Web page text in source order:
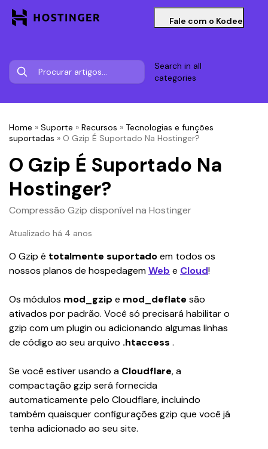
Fale com o Kodee
Search in all
categories
Home » Suporte » Recursos » Tecnologias e funções
suportadas » O Gzip É Suportado Na Hostinger?
O Gzip É Suportado Na
Hostinger?
Compressão Gzip disponível na Hostinger
Atualizado há 4 anos
O Gzip é totalmente suportado em todos os
nossos planos de hospedagem Web e Cloud!
Os módulos mod_gzip e mod_deflate são
ativados por padrão. Você só precisará habilitar o
gzip com um plugin ou adicionando algumas linhas
de código ao seu arquivo .htaccess .
Se você estiver usando a Cloudflare, a
compactação gzip será fornecida
automaticamente pelo Cloudflare, incluindo
também quaisquer configurações gzip que você já
tenha adicionado ao seu site.